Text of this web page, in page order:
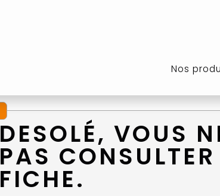
Nos
DESOLÉ, VOUS
PAS CONSULTER
FICHE.